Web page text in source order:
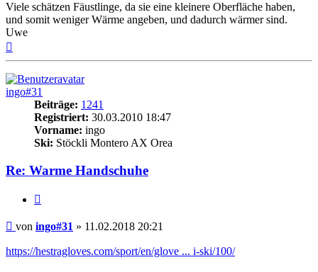
Viele schätzen Fäustlinge, da sie eine kleinere Oberfläche haben,
und somit weniger Wärme angeben, und dadurch wärmer sind.
Uwe
ingo#31
Beiträge: 1241
Registriert: 30.03.2010 18:47
Vorname: ingo
Ski: Stöckli Montero AX Orea
Re: Warme Handschuhe
Beitrag
von ingo#31 » 11.02.2018 20:21
https://hestragloves.com/sport/en/glove ... i-ski/100/